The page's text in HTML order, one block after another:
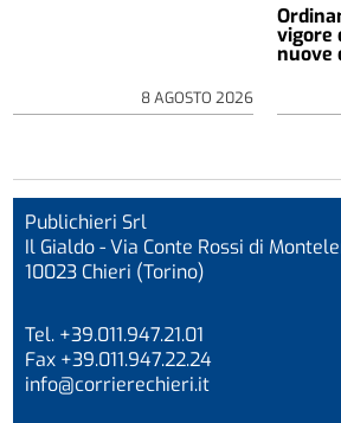
8 AGOSTO 2026
vigore
nuove
Publichieri Srl
Il Gialdo - Via Conte Rossi di
10023 Chieri (Torino)
Tel. +39.011.947.21.01
Fax +39.011.947.22.24
info@corrierechieri.it